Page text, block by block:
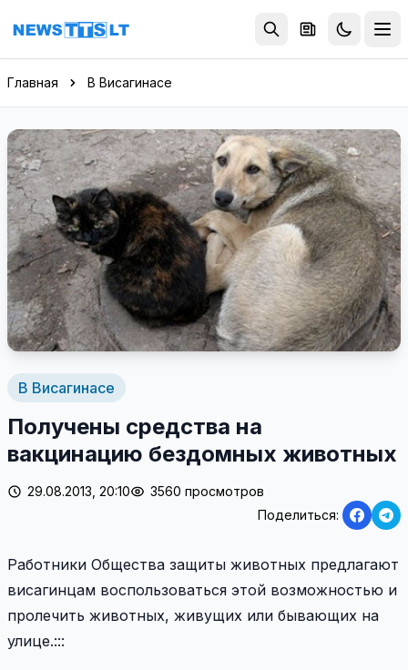
Перейти к содержимому
Главная В Висагинасе
В Висагинасе
Получены средства на
вакцинацию бездомных животных
29.08.2013, 20:10
3560 просмотров
Поделиться:
Работники Общества защиты животных предлагают
висагинцам воспользоваться этой возможностью и
пролечить животных, живущих или бывающих на
улице.:::